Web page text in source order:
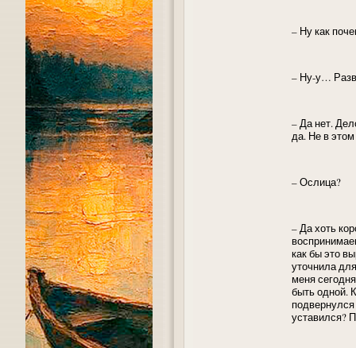
– Ну как
– Ну-у…
– Да нет.
да. Не в
– Ослица?
– Да хоть
как бы это
уточнила
меня
быть одной.
уставился?